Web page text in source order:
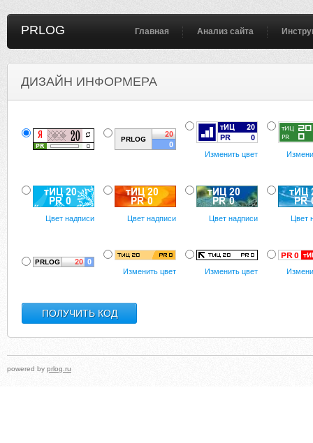
PRLOG Главная Анализ сайта
ДИЗАЙН ИНФОРМЕРА
Изменить цвет
Цвет надписи Цвет надписи Цвет надписи Цвет
Изменить цвет Изменить цвет
powered by prlog.ru